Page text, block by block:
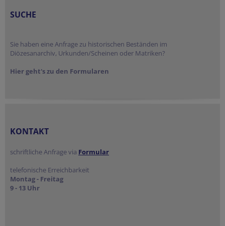
SUCHE
Sie haben eine Anfrage zu historischen Beständen im
Diözesanarchiv, Urkunden/Scheinen oder Matriken?
Hier geht's zu den Formularen
KONTAKT
schriftliche Anfrage via Formular
telefonische Erreichbarkeit
Montag - Freitag
9 - 13 Uhr